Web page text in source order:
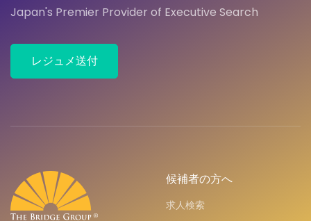
Japan's Premier Provider of Executive Search
レジュメ送付
候補者の方へ
求人検索